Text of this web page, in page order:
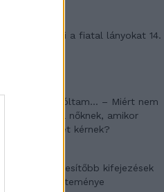
T. szereti a fiatal lányokat 14.
Pedig szóltam… – Miért nem
hiszünk a nőknek, amikor
segítséget kérnek?
A legidegesítőbb kifejezések
laza gyűjteménye